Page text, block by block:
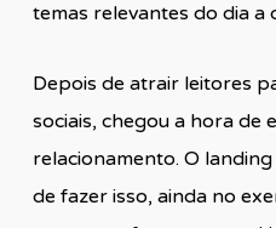
temas relevantes do dia a
Depois de atrair leitores
sociais, chegou a hora de
relacionamento. O
de fazer isso, ainda no